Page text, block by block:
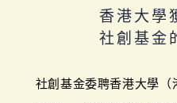
香港大學
社創基金
社創基金委聘香港大學（